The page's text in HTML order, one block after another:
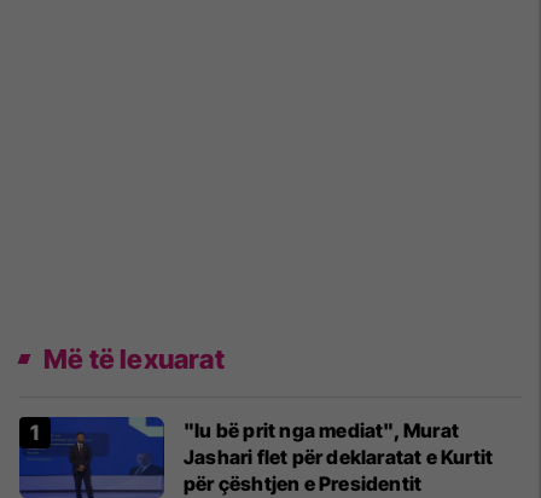
Më të lexuarat
"Iu bë prit nga mediat", Murat
Jashari flet për deklaratat e Kurtit
për çështjen e Presidentit